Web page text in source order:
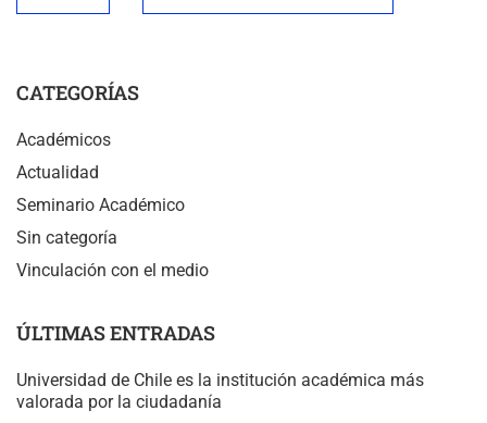
CATEGORÍAS
Académicos
Actualidad
Seminario Académico
Sin categoría
Vinculación con el medio
ÚLTIMAS ENTRADAS
Universidad de Chile es la institución académica más
valorada por la ciudadanía